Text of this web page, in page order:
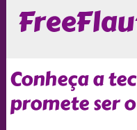
Conheça a
promete ser